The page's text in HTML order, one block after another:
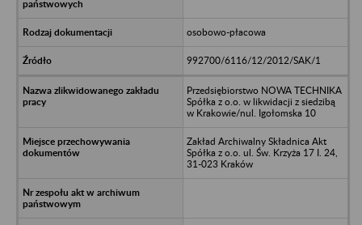
osobowo-płacowa
992700/6116/12/2012/SAK/1
Przedsiębiorstwo NOWA TECHNIKA
Spółka z o.o. w likwidacji z siedzibą
w Krakowie/nul. Igołomska 10
Zakład Archiwalny Składnica Akt
Spółka z o.o. ul. Św. Krzyża 17 I. 24,
31-023 Kraków